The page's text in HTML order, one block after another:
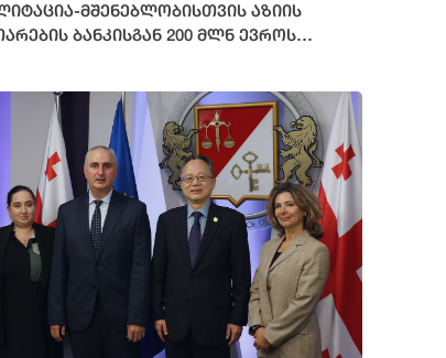
მშენებლობისთვის აზიის
ბანკისგან 200 მლნ ევროს